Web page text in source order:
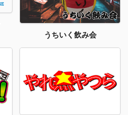
うちいく飲み会